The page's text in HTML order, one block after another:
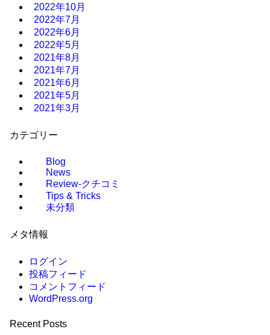
2022年10月
2022年7月
2022年6月
2022年5月
2021年8月
2021年7月
2021年6月
2021年5月
2021年3月
カテゴリー
Blog
News
Review-クチコミ
Tips & Tricks
未分類
メタ情報
ログイン
投稿フィード
コメントフィード
WordPress.org
Recent Posts